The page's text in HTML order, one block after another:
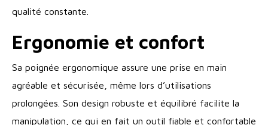
qualité constante.
Ergonomie et confort
Sa poignée ergonomique assure une prise en main
agréable et sécurisée, même lors d’utilisations
prolongées. Son design robuste et équilibré facilite la
manipulation, ce qui en fait un outil fiable et confortable